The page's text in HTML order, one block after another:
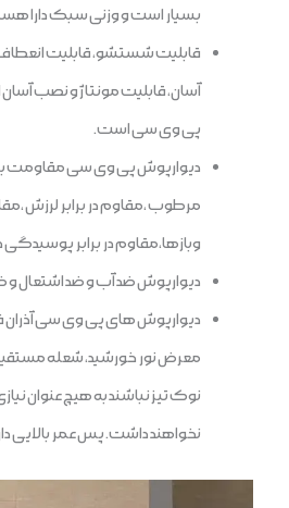
بسیار است و وزنی سبک دارا
قابلیت شستشو، قابلیت
آسان، قابلیت مونتاژ و نصب
پی وی سی است.
دیوارپوش پی وی سی مقاومت
مرطوب ،مقاوم در برابر لرزش
وبازها،مقاوم در برابر پوسیدگی
دیوارپوش ضد آب و ضد اشتعال
دیوارپوش های پی وی سی آذران
معرض نور خورشید، شعله
نوک تیز نباشند به هیچ عنوان
نخواهند داشت. پس عمر بالایی